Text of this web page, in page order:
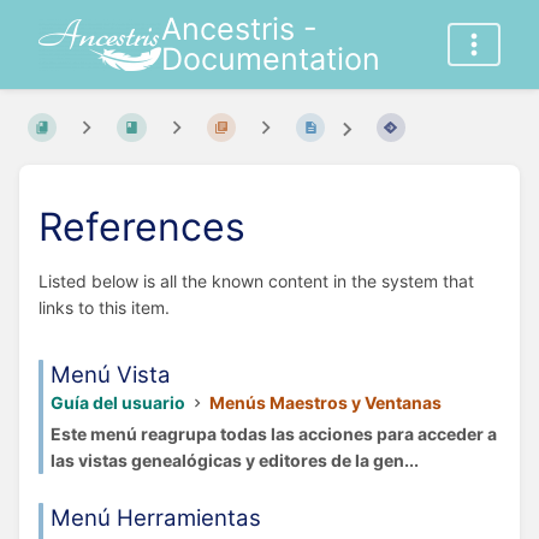
Ancestris -
Documentation
References
Listed below is all the known content in the system that
links to this item.
Menú Vista
Guía del usuario
Menús Maestros y Ventanas
Este menú reagrupa todas las acciones para acceder a
las vistas genealógicas y editores de la gen...
Menú Herramientas